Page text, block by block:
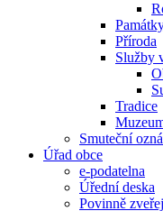
Příroda
Služby
Tradice
Smuteční
Úřad obce
e-podatelna
Úřední deska
Povinně